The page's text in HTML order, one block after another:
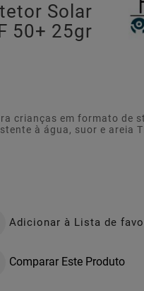
Solar
50+ 25gr
crianças em formato de
à água, suor e areia
Adicionar à Lista de
Comparar Este Produto